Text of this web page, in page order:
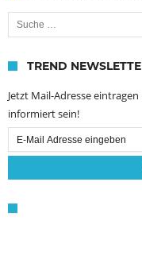
Suche nach:
TREND
Jetzt Mail-Adresse
informiert sein!
Email
Subscription